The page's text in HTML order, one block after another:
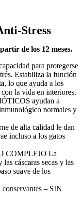
Stress
de los 12 meses.
para protegerse
Estabiliza la función
lo que ayuda a los
la vida en interiores.
ayudan a
normales y
de alta calidad le dan
incluso a los gatos
COMPLEJO La
cáscaras secas y las
suave de los
– SIN